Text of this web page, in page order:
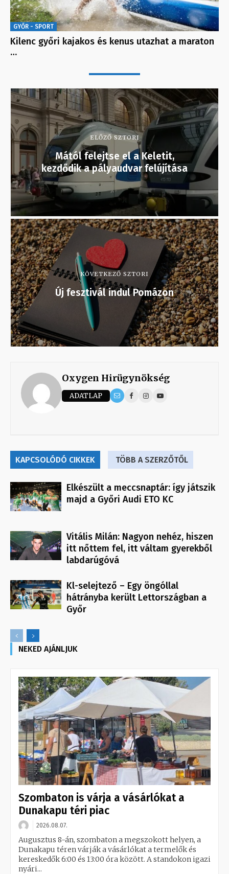
GYŐR - SPORT
Kilenc győri kajakos és kenus utazhat a maraton
…
ELŐZŐ SZTORI
Mától felejtse el a Keletit,
kezdődik a pályaudvar felújítása
KÖVETKEZŐ SZTORI
Új fesztivál indul Pomázon
Oxygen Hirügynökség
ADATLAP
KAPCSOLÓDÓ CIKKEK TÖBB A SZERZŐTŐL
Elkészült a meccsnaptár: így játszik
majd a Győri Audi ETO KC
Vitális Milán: Nagyon nehéz, hiszen
itt nőttem fel, itt váltam gyerekből
labdarúgóvá
Kl-selejtező – Egy öngóllal
hátrányba került Lettországban a
Győr
NEKED AJÁNLJUK
Szombaton is várja a vásárlókat a
Dunakapu téri piac
2026.08.07.
Augusztus 8-án, szombaton a megszokott helyen, a
Dunakapu téren várják a vásárlókat a termelők és
kereskedők 6:00 és 13:00 óra között. A standokon igazi
nyári...